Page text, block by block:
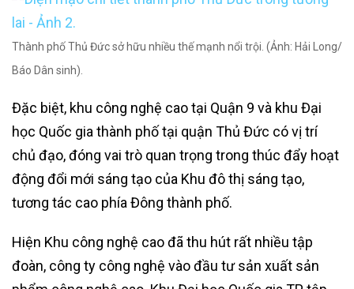
Thành phố Thủ Đức sở hữu nhiều thế mạnh nổi trội. (Ảnh: Hải Long/
Báo Dân sinh).
Đặc biệt, khu công nghệ cao tại Quận 9 và khu Đại
học Quốc gia thành phố tại quận Thủ Đức có vị trí
chủ đạo, đóng vai trò quan trọng trong thúc đẩy hoạt
động đổi mới sáng tạo của Khu đô thị sáng tạo,
tương tác cao phía Đông thành phố.
Hiện Khu công nghệ cao đã thu hút rất nhiều tập
đoàn, công ty công nghệ vào đầu tư sản xuất sản